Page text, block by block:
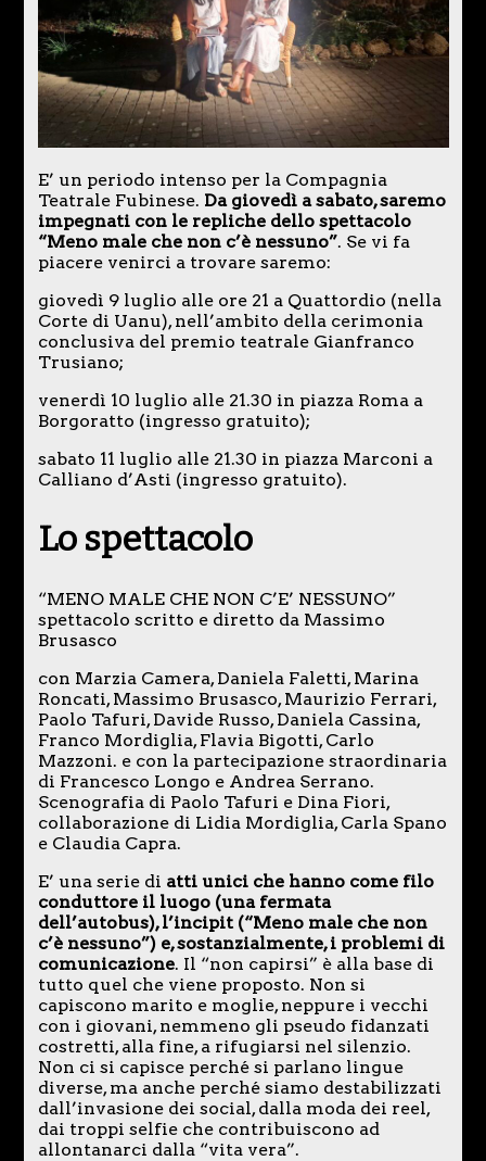
E’ un periodo intenso per la Compagnia
Teatrale Fubinese. Da giovedì a sabato, saremo
impegnati con le repliche dello spettacolo
“Meno male che non c’è nessuno”. Se vi fa
piacere venirci a trovare saremo:
giovedì 9 luglio alle ore 21 a Quattordio (nella
Corte di Uanu), nell’ambito della cerimonia
conclusiva del premio teatrale Gianfranco
Trusiano;
venerdì 10 luglio alle 21.30 in piazza Roma a
Borgoratto (ingresso gratuito);
sabato 11 luglio alle 21.30 in piazza Marconi a
Calliano d’Asti (ingresso gratuito).
Lo spettacolo
“MENO MALE CHE NON C’E’ NESSUNO”
spettacolo scritto e diretto da Massimo
Brusasco
con Marzia Camera, Daniela Faletti, Marina
Roncati, Massimo Brusasco, Maurizio Ferrari,
Paolo Tafuri, Davide Russo, Daniela Cassina,
Franco Mordiglia, Flavia Bigotti, Carlo
Mazzoni. e con la partecipazione straordinaria
di Francesco Longo e Andrea Serrano.
Scenografia di Paolo Tafuri e Dina Fiori,
collaborazione di Lidia Mordiglia, Carla Spano
e Claudia Capra.
E’ una serie di atti unici che hanno come filo
conduttore il luogo (una fermata
dell’autobus), l’incipit (“Meno male che non
c’è nessuno”) e, sostanzialmente, i problemi di
comunicazione. Il “non capirsi” è alla base di
tutto quel che viene proposto. Non si
capiscono marito e moglie, neppure i vecchi
con i giovani, nemmeno gli pseudo fidanzati
costretti, alla fine, a rifugiarsi nel silenzio.
Non ci si capisce perché si parlano lingue
diverse, ma anche perché siamo destabilizzati
dall’invasione dei social, dalla moda dei reel,
dai troppi selfie che contribuiscono ad
allontanarci dalla “vita vera”.